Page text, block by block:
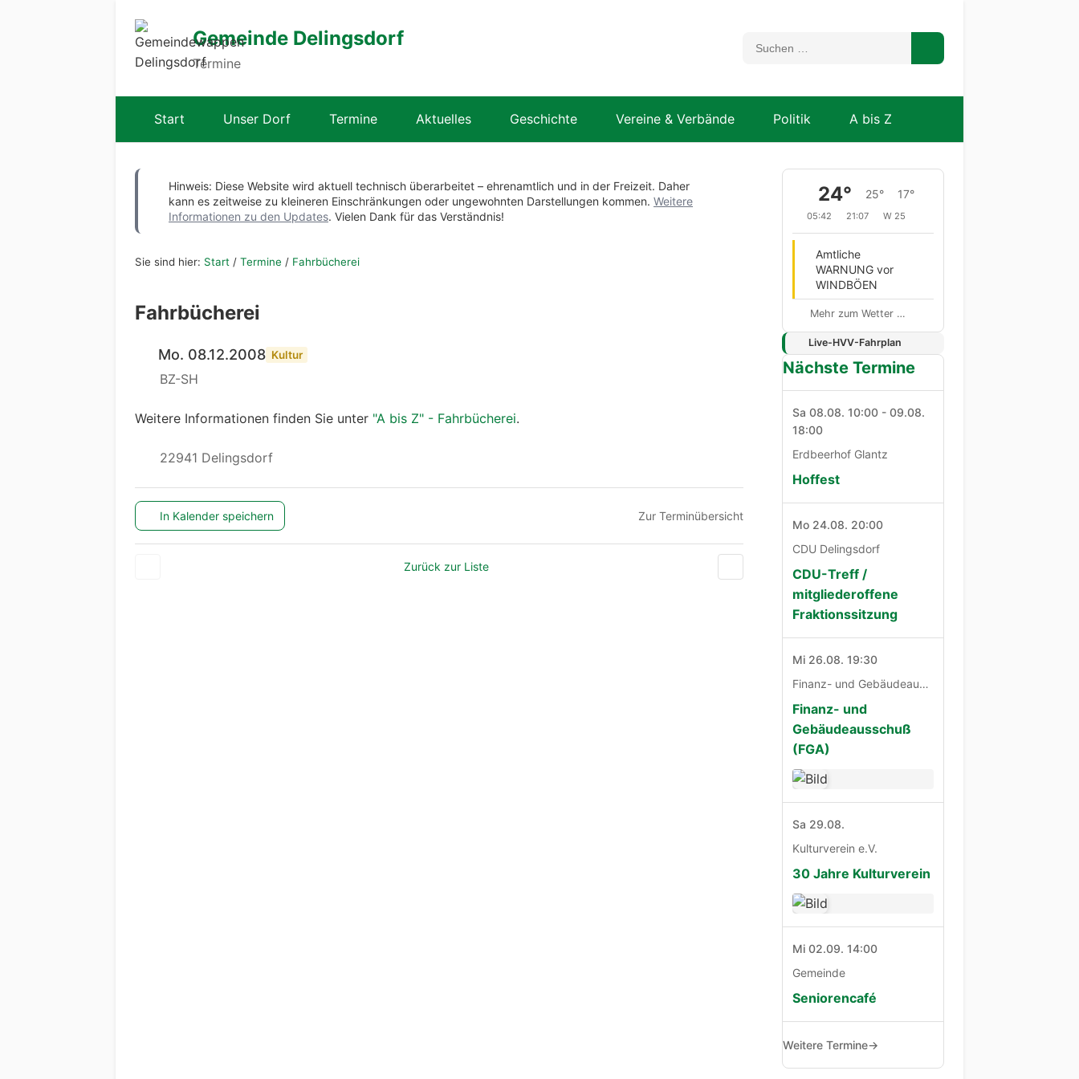
Gemeinde Delingsdorf
Termine
Start Unser Dorf Termine Aktuelles Geschichte Vereine & Verbände Politik A bis Z
Hinweis: Diese Website wird aktuell technisch überarbeitet – ehrenamtlich und in der Freizeit. Daher
kann es zeitweise zu kleineren Einschränkungen oder ungewohnten Darstellungen kommen. Weitere
Informationen zu den Updates. Vielen Dank für das Verständnis!
Sie sind hier: Start / Termine / Fahrbücherei
Fahrbücherei
Mo. 08.12.2008 Kultur
BZ-SH
Weitere Informationen finden Sie unter "A bis Z" - Fahrbücherei.
22941 Delingsdorf
In Kalender speichern Zur Terminübersicht
Zurück zur Liste
24° 25° 17°
05:42 21:07 W 25
Amtliche
WARNUNG vor
WINDBÖEN
Mehr zum Wetter …
Live-HVV-Fahrplan
Nächste Termine
Sa 08.08. 10:00 - 09.08.
18:00
Erdbeerhof Glantz
Hoffest
Mo 24.08. 20:00
CDU Delingsdorf
CDU-Treff /
mitgliederoffene
Fraktionssitzung
Mi 26.08. 19:30
Finanz- und Gebäudeausschuß
Finanz- und
Gebäudeausschuß
(FGA)
Sa 29.08.
Kulturverein e.V.
30 Jahre Kulturverein
Mi 02.09. 14:00
Gemeinde
Seniorencafé
Weitere Termine→